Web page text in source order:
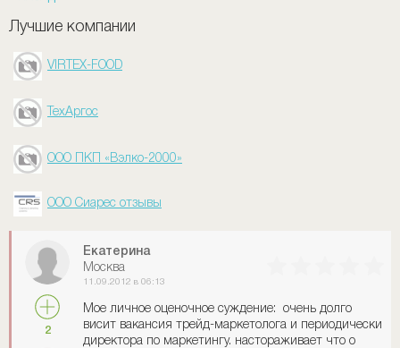
Лучшие компании
VIRTEX-FOOD
ТехАргос
ООО ПКП «Вэлко-2000»
ООО Сиарес отзывы
2
Екатерина
Москва
11.09.2012 в 06:13
Мое личное оценочное суждение: очень долго
висит вакансия трейд-маркетолога и периодически
директора по маркетингу. настораживает что о